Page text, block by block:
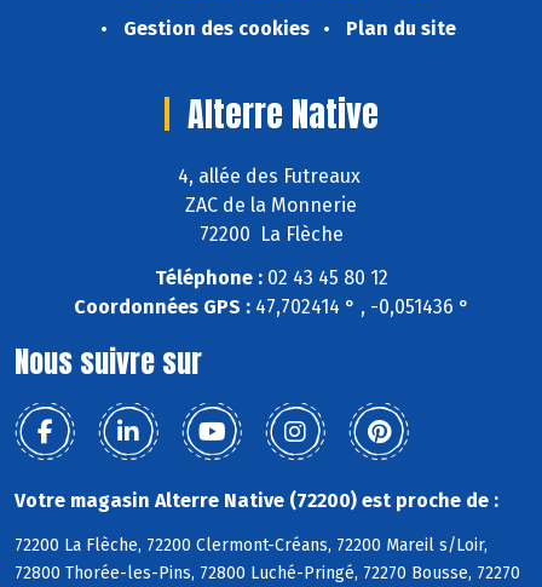
Gestion des cookies
Plan du site
Alterre Native
4, allée des Futreaux
ZAC de la Monnerie
72200 La Flèche
Téléphone :02 43 45 80 12
Coordonnées GPS :47,702414 ° , -0,051436 °
Nous suivre sur
Votre magasin Alterre Native (72200) est proche de :
72200 La Flèche, 72200 Clermont-Créans, 72200 Mareil s/Loir,
72800 Thorée-les-Pins, 72800 Luché-Pringé, 72270 Bousse, 72270